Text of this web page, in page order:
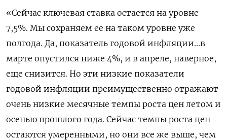
«Сейчас ключевая ставка остается на уровне
7,5%. Мы сохраняем ее на таком уровне уже
полгода. Да, показатель годовой инфляции...в
марте опустился ниже 4%, и в апреле, наверное,
еще снизится. Но эти низкие показатели
годовой инфляции преимущественно отражают
очень низкие месячные темпы роста цен летом и
осенью прошлого года. Сейчас темпы роста цен
остаются умеренными, но они все же выше, чем